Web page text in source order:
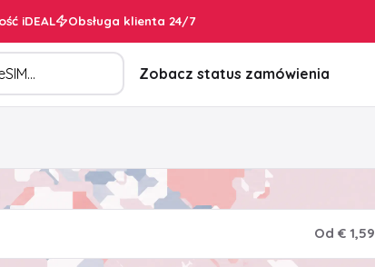
iDEAL Obsługa klienta 24/7
Zobacz status zamówienia
Od € 1,59